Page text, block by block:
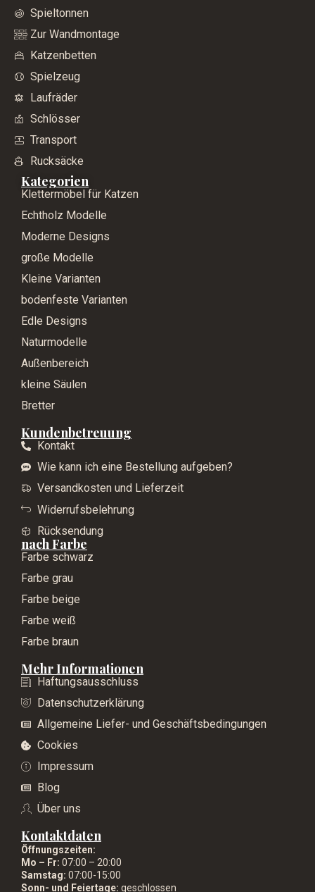
Spieltonnen
Zur Wandmontage
Katzenbetten
Spielzeug
Laufräder
Schlösser
Transport
Rucksäcke
Kategorien
Klettermöbel für Katzen
Echtholz Modelle
Moderne Designs
große Modelle
Kleine Varianten
bodenfeste Varianten
Edle Designs
Naturmodelle
Außenbereich
kleine Säulen
Bretter
Kundenbetreuung
Kontakt
Wie kann ich eine Bestellung aufgeben?
Versandkosten und Lieferzeit
Widerrufsbelehrung
Rücksendung
nach Farbe
Farbe schwarz
Farbe grau
Farbe beige
Farbe weiß
Farbe braun
Mehr Informationen
Haftungsausschluss
Datenschutzerklärung
Allgemeine Liefer- und Geschäftsbedingungen
Cookies
Impressum
Blog
Über uns
Kontaktdaten
Öffnungszeiten:
Mo – Fr: 07:00 – 20:00
Samstag: 07:00-15:00
Sonn- und Feiertage: geschlossen